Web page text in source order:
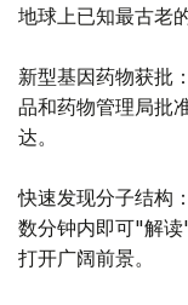
地球上已知最古老
新型基因药物获批
品和药物管理局批
达。
快速发现分子结构
数分钟内即可"解
打开广阔前景。